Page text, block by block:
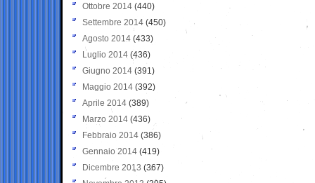
Ottobre 2014 (440)
Settembre 2014 (450)
Agosto 2014 (433)
Luglio 2014 (436)
Giugno 2014 (391)
Maggio 2014 (392)
Aprile 2014 (389)
Marzo 2014 (436)
Febbraio 2014 (386)
Gennaio 2014 (419)
Dicembre 2013 (367)